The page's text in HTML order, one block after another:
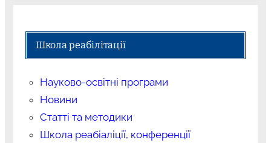
Школа реабілітації
Науково-освітні програми
Новини
Статті та методики
Школа реабіаліції, конференції